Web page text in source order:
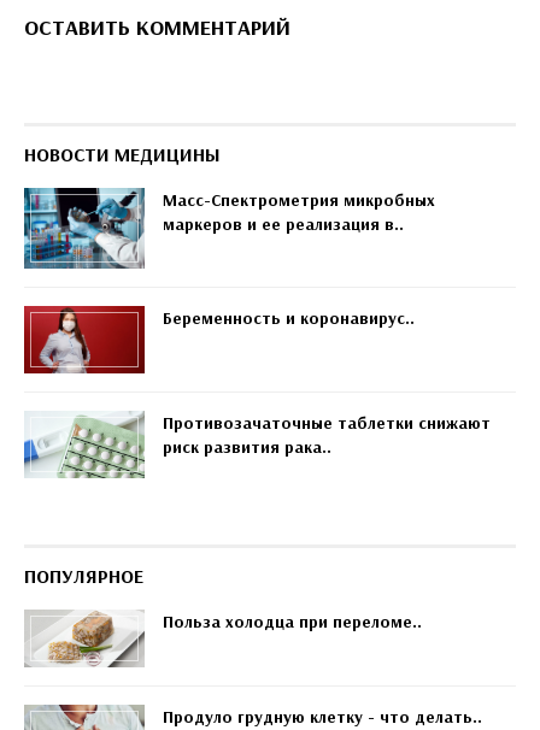
ОСТАВИТЬ КОММЕНТАРИЙ
НОВОСТИ МЕДИЦИНЫ
Масс-Спектрометрия микробных
маркеров и ее реализация в..
Беременность и коронавирус..
Противозачаточные таблетки снижают
риск развития рака..
ПОПУЛЯРНОЕ
Польза холодца при переломе..
Продуло грудную клетку - что делать..